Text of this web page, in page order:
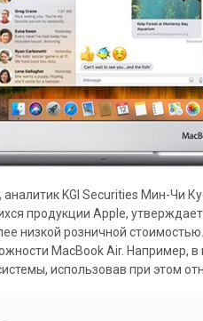
аналитик KGI Securities Мин-Чи
продукции Apple,
низкой розничной
MacBook Air. Например,
использовав при этом